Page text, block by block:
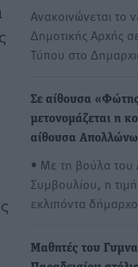
Ανακοινώνεται το
Δημοτικής Αρχής
Τύπου στο
Σε αίθουσα
μετονομάζεται η
αίθουσα
• Με τη βούλα του
Συμβουλίου, η
εκλιπόντα
Μαθητές του